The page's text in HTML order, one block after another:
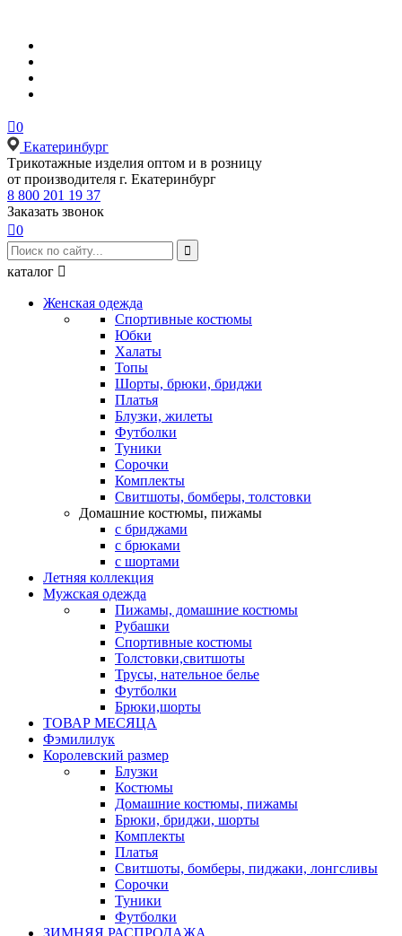
0
Екатеринбург
Tрикотажные изделия оптом и в розницу
от производителя г. Екатеринбург
8 800 201 19 37
Заказать звонок
0

каталог 
Женская одежда
Спортивные костюмы
Юбки
Халаты
Топы
Шорты, брюки, бриджи
Платья
Блузки, жилеты
Футболки
Туники
Сорочки
Комплекты
Свитшоты, бомберы, толстовки
Домашние костюмы, пижамы
с бриджами
с брюками
с шортами
Летняя коллекция
Мужская одежда
Пижамы, домашние костюмы
Рубашки
Спортивные костюмы
Толстовки,свитшоты
Трусы, нательное белье
Футболки
Брюки,шорты
ТОВАР МЕСЯЦА
Фэмилилук
Королевский размер
Блузки
Костюмы
Домашние костюмы, пижамы
Брюки, бриджи, шорты
Комплекты
Платья
Свитшоты, бомберы, пиджаки, лонгсливы
Сорочки
Туники
Футболки
ЗИМНЯЯ РАСПРОДАЖА